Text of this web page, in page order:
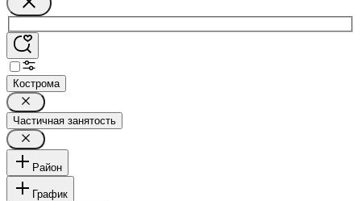
Кострома
Частичная занятость
Район
График